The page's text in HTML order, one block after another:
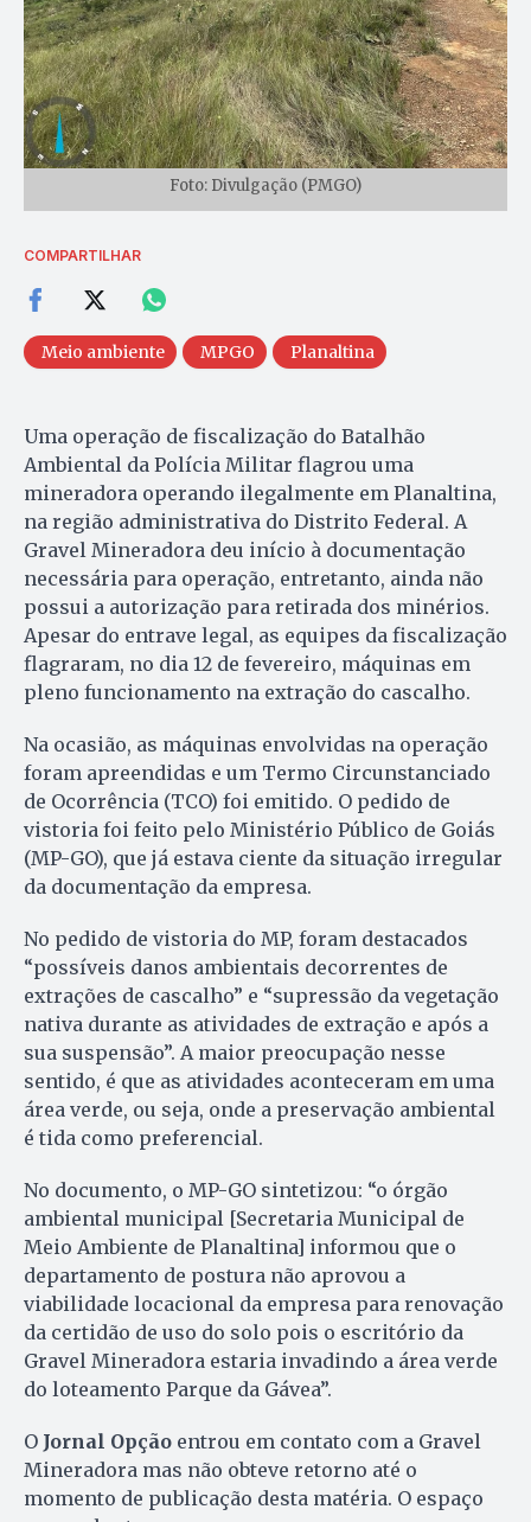
Foto: Divulgação (PMGO)
COMPARTILHAR
Meio ambiente MPGO Planaltina
Uma operação de fiscalização do Batalhão
Ambiental da Polícia Militar flagrou uma
mineradora operando ilegalmente em Planaltina,
na região administrativa do Distrito Federal. A
Gravel Mineradora deu início à documentação
necessária para operação, entretanto, ainda não
possui a autorização para retirada dos minérios.
Apesar do entrave legal, as equipes da fiscalização
flagraram, no dia 12 de fevereiro, máquinas em
pleno funcionamento na extração do cascalho.
Na ocasião, as máquinas envolvidas na operação
foram apreendidas e um Termo Circunstanciado
de Ocorrência (TCO) foi emitido. O pedido de
vistoria foi feito pelo Ministério Público de Goiás
(MP-GO), que já estava ciente da situação irregular
da documentação da empresa.
No pedido de vistoria do MP, foram destacados
“possíveis danos ambientais decorrentes de
extrações de cascalho” e “supressão da vegetação
nativa durante as atividades de extração e após a
sua suspensão”. A maior preocupação nesse
sentido, é que as atividades aconteceram em uma
área verde, ou seja, onde a preservação ambiental
é tida como preferencial.
No documento, o MP-GO sintetizou: “o órgão
ambiental municipal [Secretaria Municipal de
Meio Ambiente de Planaltina] informou que o
departamento de postura não aprovou a
viabilidade locacional da empresa para renovação
da certidão de uso do solo pois o escritório da
Gravel Mineradora estaria invadindo a área verde
do loteamento Parque da Gávea”.
O Jornal Opção entrou em contato com a Gravel
Mineradora mas não obteve retorno até o
momento de publicação desta matéria. O espaço